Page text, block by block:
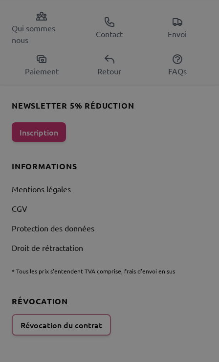
Qui sommes
nous
Contact Envoi
Paiement Retour FAQs
INFORMATIONS
Mentions légales
CGV
Protection des données
Droit de rétractation
* Tous les prix s'entendent TVA comprise, frais d'envoi en sus
NEWSLETTER 5% RÉDUCTION
Inscription
RÉVOCATION
Révocation du contrat